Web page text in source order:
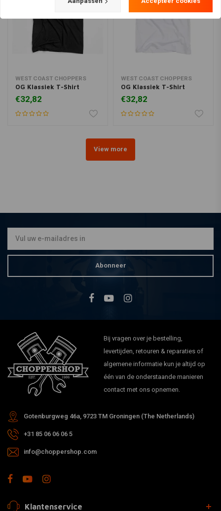
WEST COAST CHOPPERS
OG Klassiek T-Shirt
€32,82
WEST COAST CHOPPERS
OG Klassiek T-Shirt
€32,82
View more
Abonneer
Bij vragen over je bestelling,
levertijden, retouren & reparaties of
algemene informatie kun je altijd op
één van de onderstaande manieren
contact met ons opnemen.
Gotenburgweg 46a, 9723 TM Groningen (The Netherlands)
+31 85 06 06 06 5
info@choppershop.com
Klantenservice